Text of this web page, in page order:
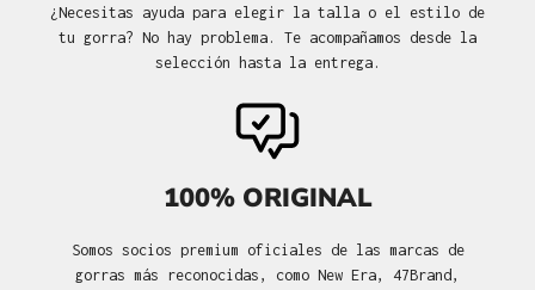
¿Necesitas ayuda para elegir la talla o el estilo de
tu gorra? No hay problema. Te acompañamos desde la
selección hasta la entrega.
100% ORIGINAL
Somos socios premium oficiales de las marcas de
gorras más reconocidas, como New Era, 47Brand,